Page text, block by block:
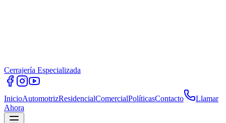
Cerrajería Especializada
InicioAutomotrizResidencialComercialPolíticasContacto
Llamar
Ahora